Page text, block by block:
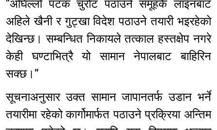
“अघिल्लो पटक चुरोट पठाउने समूहकै लाइनबाट
अहिले खैनी र गुट्खा विदेश पठाउने तयारी भइरहेको
देखिन्छ। सम्बन्धित निकायले तत्काल हस्तक्षेप नगरे
केही घण्टाभित्रै यो सामान नेपालबाट बाहिरिन
सक्छ।”
सूचनाअनुसार उक्त सामान जापानतर्फ उडान भर्ने
तयारीमा रहेको कार्गोमार्फत पठाउने प्रक्रिया अन्तिम